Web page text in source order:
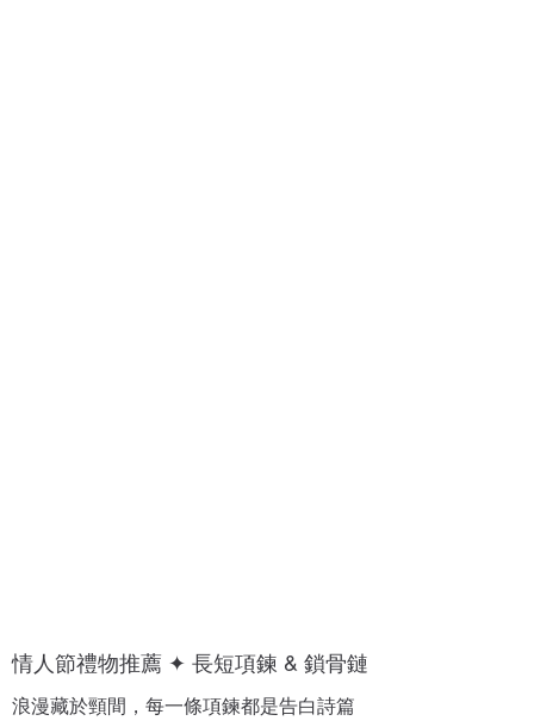
情人節禮物推薦 ✦ 長短項鍊 & 鎖骨鏈
浪漫藏於頸間，每一條項鍊都是告白詩篇